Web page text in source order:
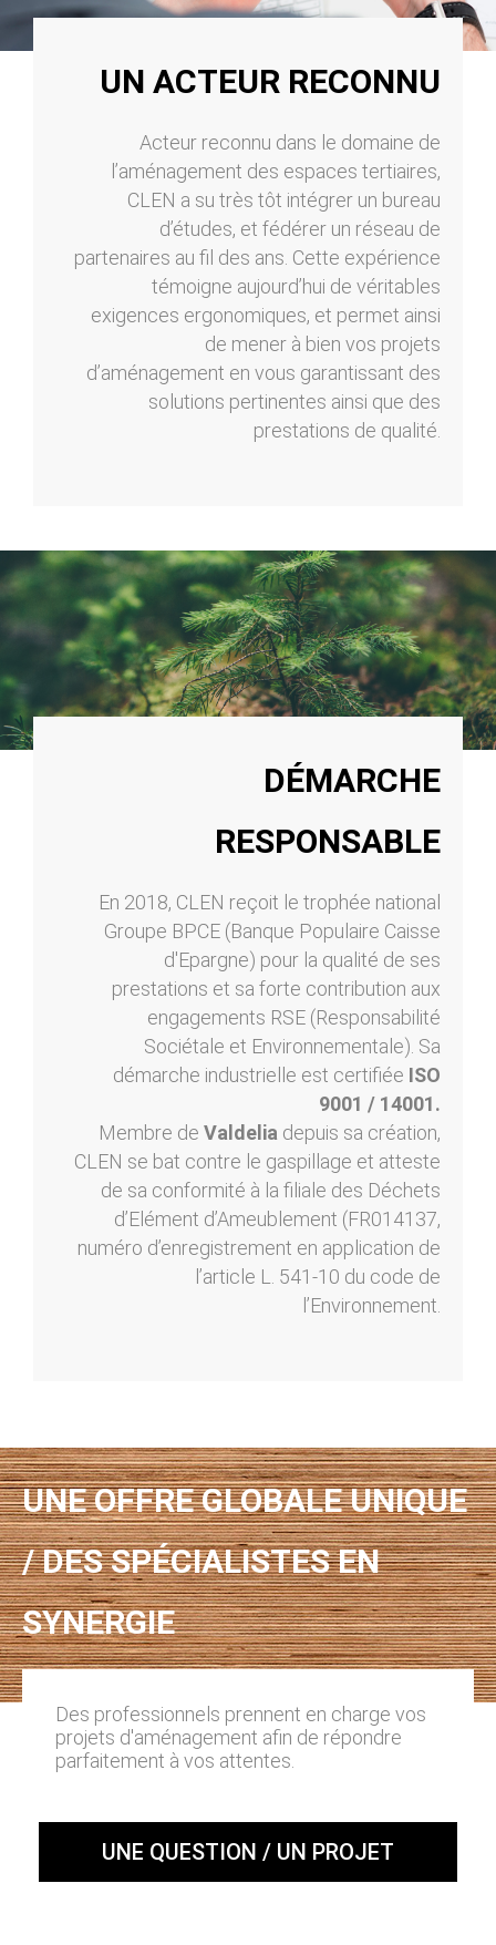
UN ACTEUR RECONNU
Acteur reconnu dans le domaine de
l’aménagement des espaces tertiaires,
CLEN a su très tôt intégrer un bureau
d’études, et fédérer un réseau de
partenaires au fil des ans. Cette expérience
témoigne aujourd’hui de véritables
exigences ergonomiques, et permet ainsi
de mener à bien vos projets
d’aménagement en vous garantissant des
solutions pertinentes ainsi que des
prestations de qualité.
DÉMARCHE
RESPONSABLE
En 2018, CLEN reçoit le trophée national
Groupe BPCE (Banque Populaire Caisse
d'Epargne) pour la qualité de ses
prestations et sa forte contribution aux
engagements RSE (Responsabilité
Sociétale et Environnementale). Sa
démarche industrielle est certifiée ISO
9001 / 14001.
Membre de Valdelia depuis sa création,
CLEN se bat contre le gaspillage et atteste
de sa conformité à la filiale des Déchets
d’Elément d’Ameublement (FR014137,
numéro d’enregistrement en application de
l’article L. 541-10 du code de
l’Environnement.
UNE OFFRE GLOBALE UNIQUE
/ DES SPÉCIALISTES EN
SYNERGIE
Des professionnels prennent en charge vos
projets d'aménagement afin de répondre
parfaitement à vos attentes.
UNE QUESTION / UN PROJET